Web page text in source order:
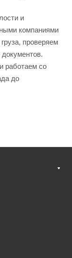
и
компаниями
проверяем
работаем со
до